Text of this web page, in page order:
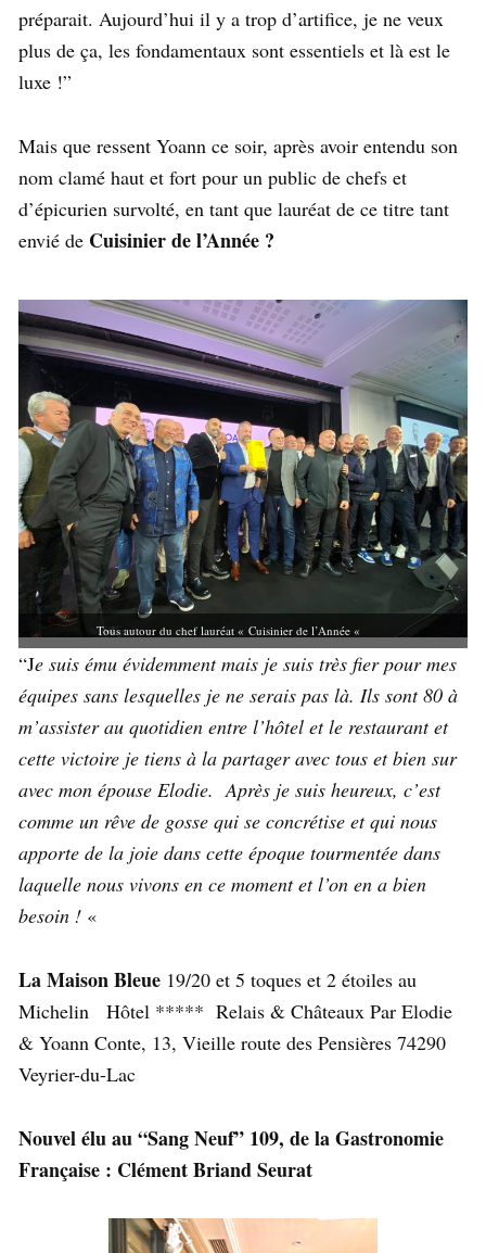
préparait. Aujourd’hui il y a trop d’artifice, je ne veux
plus de ça, les fondamentaux sont essentiels et là est le
luxe !”
Mais que ressent Yoann ce soir, après avoir entendu son
nom clamé haut et fort pour un public de chefs et
d’épicurien survolté, en tant que lauréat de ce titre tant
envié de Cuisinier de l’Année ?
Tous autour du chef lauréat « Cuisinier de l’Année «
“Je suis ému évidemment mais je suis très fier pour mes
équipes sans lesquelles je ne serais pas là. Ils sont 80 à
m’assister au quotidien entre l’hôtel et le restaurant et
cette victoire je tiens à la partager avec tous et bien sur
avec mon épouse Elodie. Après je suis heureux, c’est
comme un rêve de gosse qui se concrétise et qui nous
apporte de la joie dans cette époque tourmentée dans
laquelle nous vivons en ce moment et l’on en a bien
besoin ! «
La Maison Bleue 19/20 et 5 toques et 2 étoiles au
Michelin Hôtel ***** Relais & Châteaux Par Elodie
& Yoann Conte, 13, Vieille route des Pensières 74290
Veyrier-du-Lac
Nouvel élu au “Sang Neuf” 109, de la Gastronomie
Française : Clément Briand Seurat